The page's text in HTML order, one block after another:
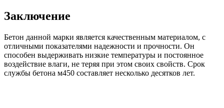
Заключение
Бетон данной марки является качественным материалом, с
отличными показателями надежности и прочности. Он
способен выдерживать низкие температуры и постоянное
воздействие влаги, не теряя при этом своих свойств. Срок
службы бетона м450 составляет несколько десятков лет.